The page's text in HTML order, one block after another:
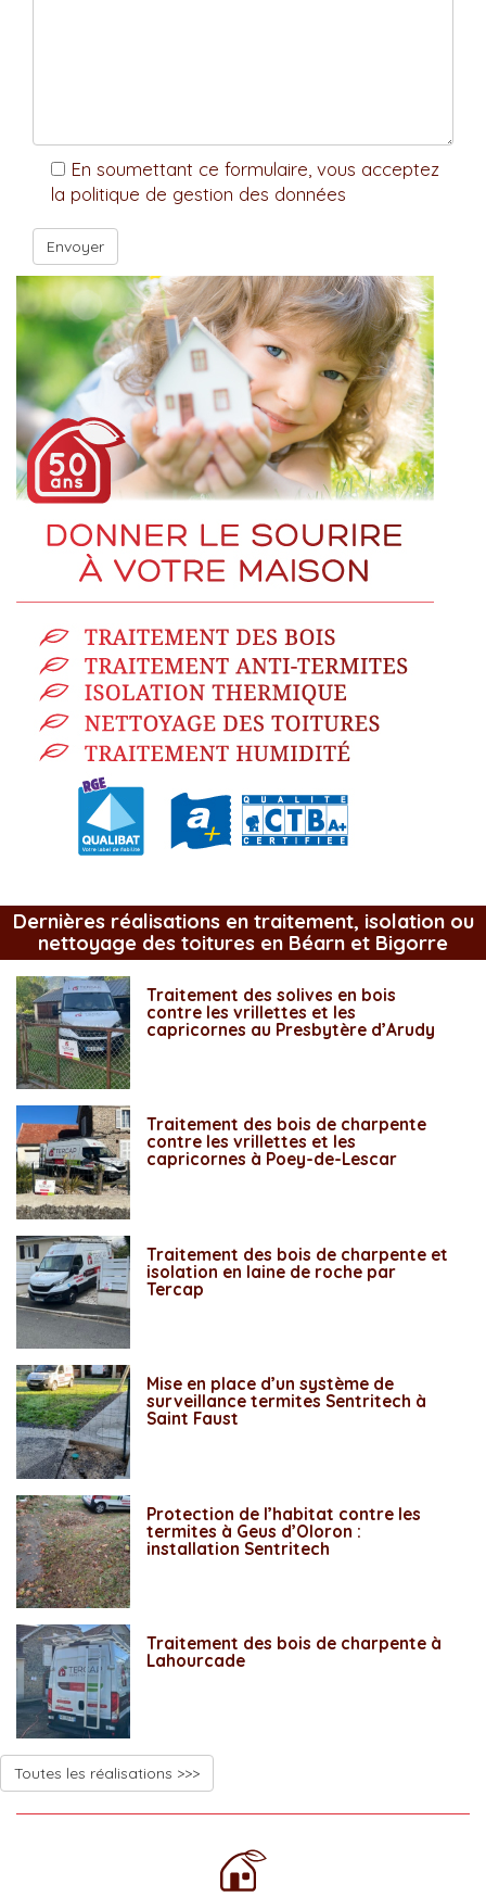
En soumettant ce formulaire, vous acceptez
la politique de gestion des données
Dernières réalisations en traitement, isolation ou
nettoyage des toitures en Béarn et Bigorre
Traitement des solives en bois
contre les vrillettes et les
capricornes au Presbytère d’Arudy
Traitement des bois de charpente
contre les vrillettes et les
capricornes à Poey-de-Lescar
Traitement des bois de charpente et
isolation en laine de roche par
Tercap
Mise en place d’un système de
surveillance termites Sentritech à
Saint Faust
Protection de l’habitat contre les
termites à Geus d’Oloron :
installation Sentritech
Traitement des bois de charpente à
Lahourcade
Toutes les réalisations >>>